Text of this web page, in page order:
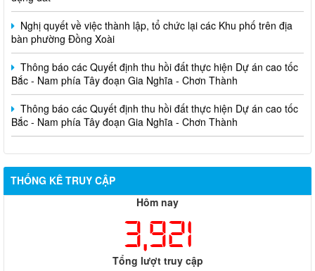
Nghị quyết về việc thành lập, tổ chức lại các Khu phố trên địa
bàn phường Đồng Xoài
Thông báo các Quyết định thu hồi đất thực hiện Dự án cao tốc
Bắc - Nam phía Tây đoạn Gia Nghĩa - Chơn Thành
Thông báo các Quyết định thu hồi đất thực hiện Dự án cao tốc
Bắc - Nam phía Tây đoạn Gia Nghĩa - Chơn Thành
THỐNG KÊ TRUY CẬP
Hôm nay
3,921
Tổng lượt truy cập